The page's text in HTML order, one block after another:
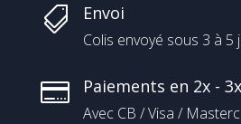
 Envoi
Colis envoyé sous 3 à 5
 Paiements en 2x -
Avec CB / Visa /